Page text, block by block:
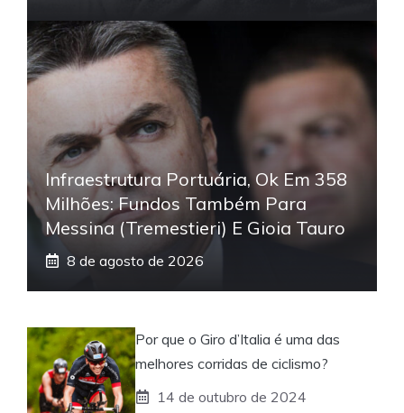
Infraestrutura Portuária, Ok Em 358
Milhões: Fundos Também Para
Messina (Tremestieri) E Gioia Tauro
8 de agosto de 2026
Por que o Giro d’Italia é uma das
melhores corridas de ciclismo?
14 de outubro de 2024